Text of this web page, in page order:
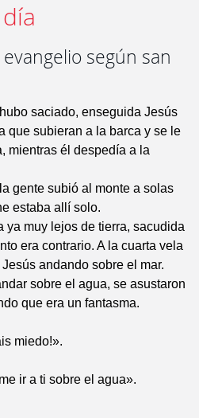
según san
saciado, enseguida Jesús
que subieran a la barca y se le
mientras él despedía a la
gente subió al monte a solas
estaba allí solo.
ya muy lejos de tierra, sacudida
era contrario. A la cuarta vela
andando sobre el mar.
sobre el agua, se asustaron
que era un fantasma.
miedo!».
ir a ti sobre el agua».